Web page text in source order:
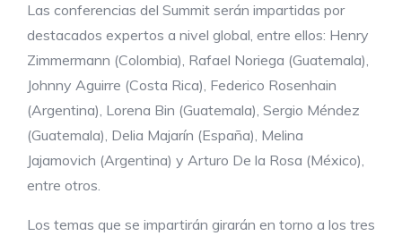
Las conferencias del Summit serán impartidas por
destacados expertos a nivel global, entre ellos: Henry
Zimmermann (Colombia), Rafael Noriega (Guatemala),
Johnny Aguirre (Costa Rica), Federico Rosenhain
(Argentina), Lorena Bin (Guatemala), Sergio Méndez
(Guatemala), Delia Majarín (España), Melina
Jajamovich (Argentina) y Arturo De la Rosa (México),
entre otros.
Los temas que se impartirán girarán en torno a los tres